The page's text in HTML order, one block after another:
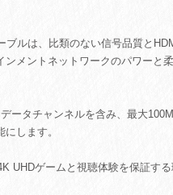
ブルは、比類のない信号品質と
ンメントネットワークのパワーと
ータチャンネルを含み、最大
します。
UHDゲームと視聴体験を保証す